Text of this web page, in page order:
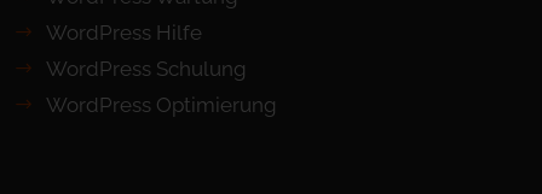
WordPress Hilfe
WordPress Schulung
WordPress Optimierung